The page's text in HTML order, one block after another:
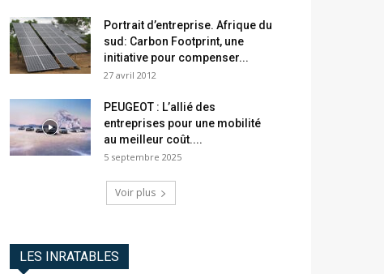
Portrait d’entreprise. Afrique du
sud: Carbon Footprint, une
initiative pour compenser...
27 avril 2012
PEUGEOT : L’allié des
entreprises pour une mobilité
au meilleur coût....
5 septembre 2025
Voir plus
LES INRATABLES